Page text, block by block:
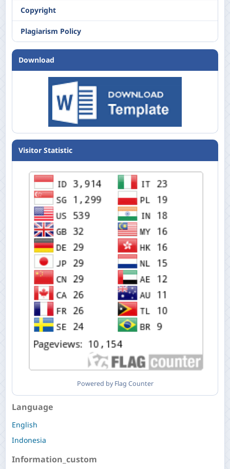
Copyright
Plagiarism Policy
Download
Visitor Statistic
Powered by Flag Counter
Language
English
Indonesia
Information_custom